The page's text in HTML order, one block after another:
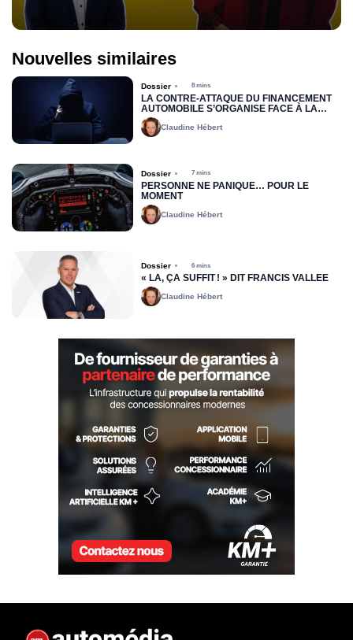
Nouvelles similaires
Dossier 8 mins
LA CONTRE-ATTAQUE DU FINANCEMENT
AUTOMOBILE S’ORGANISE FACE À LA
FRAUDE
Claudine Hébert
Dossier 7 mins
PERSONNE NE PANIQUE… POUR LE
MOMENT
Claudine Hébert
Dossier 6 mins
« LÀ, ÇA SUFFIT ! » DIT FRANCIS VALLÉE
Claudine Hébert